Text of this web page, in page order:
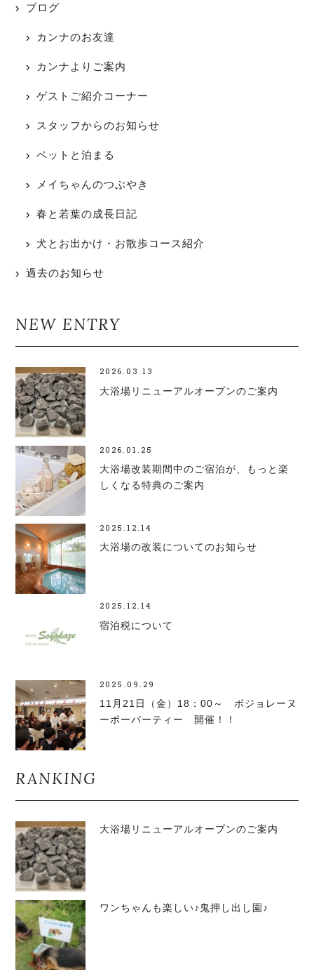
ブログ
カンナのお友達
カンナよりご案内
ゲストご紹介コーナー
スタッフからのお知らせ
ペットと泊まる
メイちゃんのつぶやき
春と若葉の成長日記
犬とお出かけ・お散歩コース紹介
過去のお知らせ
NEW ENTRY
2026.03.13
大浴場リニューアルオープンのご案内
2026.01.25
大浴場改装期間中のご宿泊が、もっと楽
しくなる特典のご案内
2025.12.14
大浴場の改装についてのお知らせ
2025.12.14
宿泊税について
2025.09.29
11月21日（金）18：00～ ボジョレーヌ
ーボーパーティー 開催！！
RANKING
大浴場リニューアルオープンのご案内
ワンちゃんも楽しい♪鬼押し出し園♪